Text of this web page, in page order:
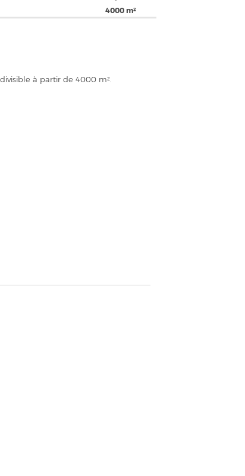
4000 m²
à partir de 4000 m².